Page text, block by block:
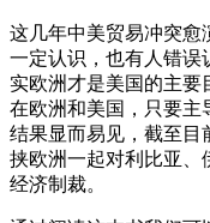
这几年中美贸易冲突愈
一定认识，也有人错误
实欧洲才是美国的主
在欧洲和美国，只要主
结果显而易见，截至目
挟欧洲一起对利比亚、
经济制裁。